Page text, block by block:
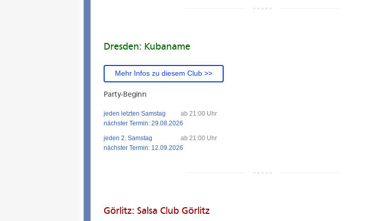
Dresden: Kubaname
Mehr Infos zu diesem Club >>
Party-Beginn
jeden letzten Samstag
nächster Termin: 29.08.2026
ab 21:00 Uhr
jeden 2. Samstag
nächster Termin: 12.09.2026
ab 21:00 Uhr
Görlitz: Salsa Club Görlitz